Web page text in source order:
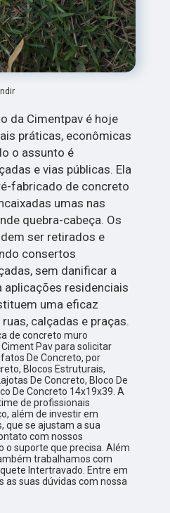
da Cimentpav é hoje
práticas, econômicas
o assunto é
e vias públicas. Ela
fabricado de concreto
umas nas
quebra-cabeça. Os
ser retirados e
consertos
sem danificar a
aplicações residenciais
uma eficaz
calçadas e praças.
de concreto muro
Pav para solicitar
De Concreto, por
Blocos Estruturais,
De Concreto, Bloco De
De Concreto 14x19x39. A
de profissionais
além de investir em
que se ajustam a sua
com nossos
o suporte que precisa. Além
trabalhamos com
Intertravado. Entre em
as suas dúvidas com nossa